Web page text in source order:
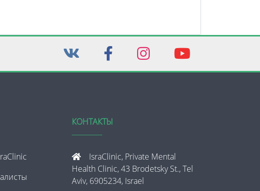
КОНТАКТЫ
IsraClinic, Private Mental
Health Clinic, 43 Brodetsky St., Tel
Aviv, 6905234, Israel